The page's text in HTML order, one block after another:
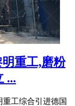
重工,磨粉
...
工综合引进德国